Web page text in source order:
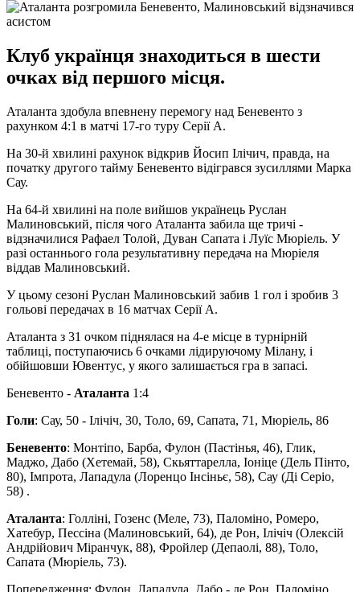
Клуб українця знаходиться в шести
очках від першого місця.
Аталанта здобула впевнену перемогу над Беневенто з
рахунком 4:1 в матчі 17-го туру Серії А.
На 30-й хвилині рахунок відкрив Йосип Ілічич, правда, на
початку другого тайму Беневенто відігрався зусиллями Марка
Сау.
На 64-й хвилині на поле вийшов українець Руслан
Малиновський, після чого Аталанта забила ще тричі -
відзначилися Рафаел Толой, Дуван Сапата і Луїс Мюріель. У
разі останнього гола результативну передача на Мюріеля
віддав Малиновський.
У цьому сезоні Руслан Малиновський забив 1 гол і зробив 3
гольові передачах в 16 матчах Серії А.
Аталанта з 31 очком піднялася на 4-е місце в турнірній
таблиці, поступаючись 6 очками лідируючому Мілану, і
обійшовши Ювентус, у якого залишається гра в запасі.
Беневенто - Аталанта 1:4
Голи: Сау, 50 - Ілічіч, 30, Толо, 69, Сапата, 71, Мюріель, 86
Беневенто: Монтіпо, Барба, Фулон (Пастінья, 46), Глик,
Маджо, Дабо (Хетемай, 58), Скьяттарелла, Іоніце (Дель Пінто,
80), Імпрота, Лападула (Лоренцо Інсіньє, 58), Сау (Ді Серіо,
58) .
Аталанта: Голліні, Гозенс (Меле, 73), Паломіно, Ромеро,
Хатебур, Пессіна (Малиновський, 64), де Рон, Ілічіч (Олексій
Андрійович Міранчук, 88), Фройлер (Депаолі, 88), Толо,
Сапата (Мюріель, 73).
Попередження: Фулон, Лападула, Дабо - де Рон, Паломіно.